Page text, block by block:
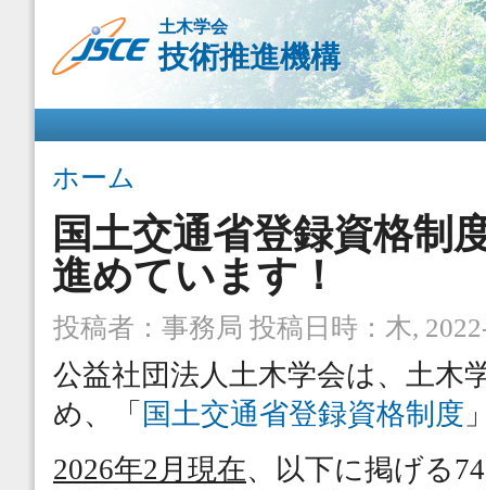
メ
イ
ン
コ
ン
動
土木学会
技術推進機構
現在地
ホーム
国土交通省登録資格制
進めています！
投稿者： 事務局 投稿日時：木,
公益社団法人土木学会は、土木
め、「 国土交通省登録資格制度
2026年2月現在、以下に掲げる